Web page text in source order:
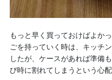
もっと早く買っておけばよか
ごを持っていく時は、キッチ
したが、ケースがあれば準備
び時に割れてしまうという心配